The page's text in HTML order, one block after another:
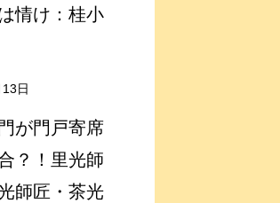
情け：桂小
日
が門戸寄席
？！里光師
師匠・茶光